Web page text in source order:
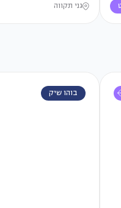
גני תקווה
בוהו שיק